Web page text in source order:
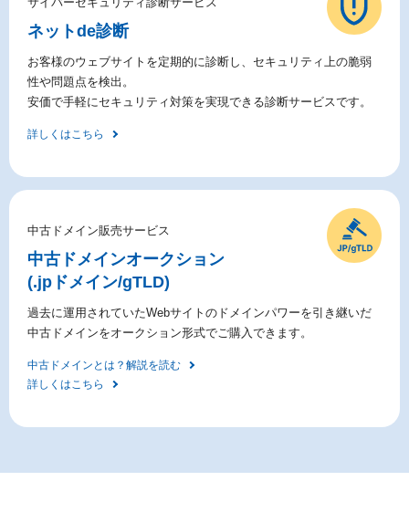
ネットde診断
お客様のウェブサイトを定期的に診断し、セキュリティ上の脆弱
性や問題点を検出。
安価で手軽にセキュリティ対策を実現できる診断サービスです。
詳しくはこちら
中古ドメイン販売サービス
中古ドメインオークション
(.jpドメイン/gTLD)
過去に運用されていたWebサイトのドメインパワーを引き継いだ
中古ドメインをオークション形式でご購入できます。
中古ドメインとは？解説を読む
詳しくはこちら